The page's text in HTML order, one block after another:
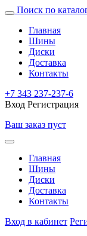
Поиск по
Главная
Шины
Диски
Доставка
Контакты
+7 343 237-237-6
Вход Регистрация
Ваш заказ пуст
Главная
Шины
Диски
Доставка
Контакты
Вход в кабинет